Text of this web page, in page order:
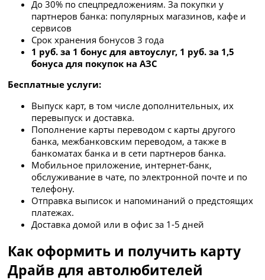
До 30% по спецпредложениям. За покупки у
партнеров банка: популярных магазинов, кафе и
сервисов
Срок хранения бонусов 3 года
1 руб. за 1 бонус для автоуслуг, 1 руб. за 1,5
бонуса для покупок на АЗС
Бесплатные услуги:
Выпуск карт, в том числе дополнительных, их
перевыпуск и доставка.
Пополнение карты переводом с карты другого
банка, межбанковским переводом, а также в
банкоматах банка и в сети партнеров банка.
Мобильное приложение, интернет-банк,
обслуживание в чате, по электронной почте и по
телефону.
Отправка выписок и напоминаний о предстоящих
платежах.
Доставка домой или в офис за 1-5 дней
Как оформить и получить карту
Драйв для автолюбителей